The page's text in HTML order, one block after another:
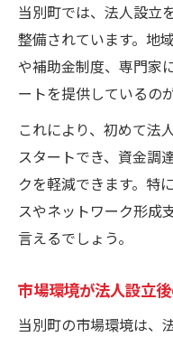
当別町では、法人設立
整備されています。地
や補助金制度、専門家
ートを提供しているの
これにより、初めて法
スタートでき、資金調
クを軽減できます。特
スやネットワーク形成
言えるでしょう。
市場環境が法人設立
当別町の市場環境は、